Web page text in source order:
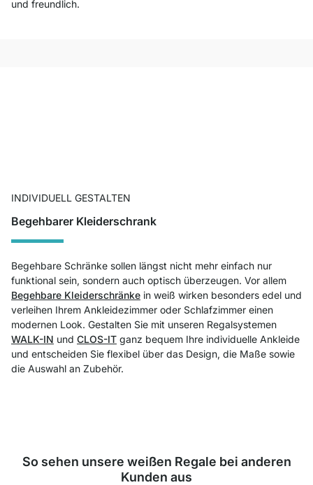
und freundlich.
INDIVIDUELL GESTALTEN
Begehbarer Kleiderschrank
Begehbare Schränke sollen längst nicht mehr einfach nur
funktional sein, sondern auch optisch überzeugen. Vor allem
Begehbare Kleiderschränke in weiß wirken besonders edel und
verleihen Ihrem Ankleidezimmer oder Schlafzimmer einen
modernen Look. Gestalten Sie mit unseren Regalsystemen
WALK-IN und CLOS-IT ganz bequem Ihre individuelle Ankleide
und entscheiden Sie flexibel über das Design, die Maße sowie
die Auswahl an Zubehör.
So sehen unsere weißen Regale bei anderen
Kunden aus